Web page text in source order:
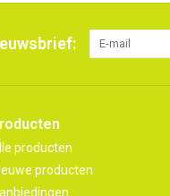
producten
producten